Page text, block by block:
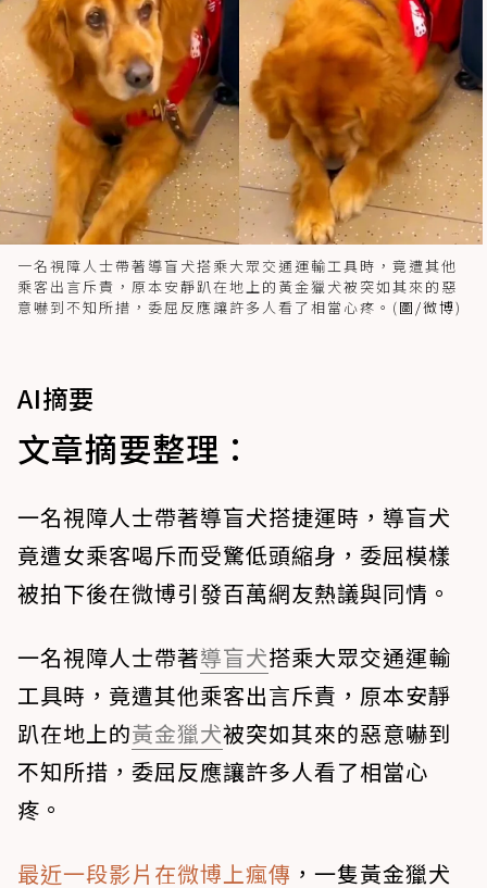
一名視障人士帶著導盲犬搭乘大眾交通運輸工具時，竟遭其他
乘客出言斥責，原本安靜趴在地上的黃金獵犬被突如其來的惡
意嚇到不知所措，委屈反應讓許多人看了相當心疼。(圖/微博)
AI摘要
文章摘要整理：
一名視障人士帶著導盲犬搭捷運時，導盲犬
竟遭女乘客喝斥而受驚低頭縮身，委屈模樣
被拍下後在微博引發百萬網友熱議與同情。
一名視障人士帶著導盲犬搭乘大眾交通運輸
工具時，竟遭其他乘客出言斥責，原本安靜
趴在地上的黃金獵犬被突如其來的惡意嚇到
不知所措，委屈反應讓許多人看了相當心
疼。
最近一段影片在微博上瘋傳 ，一隻黃金獵犬